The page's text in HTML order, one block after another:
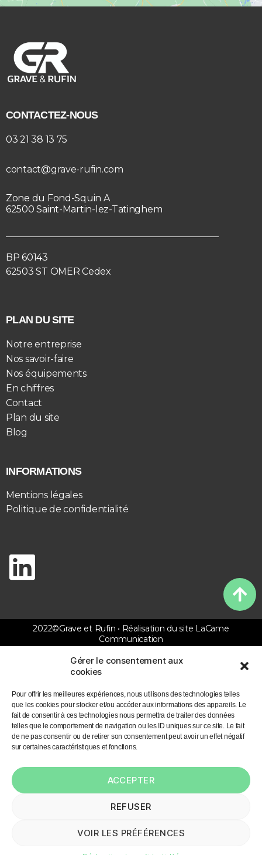
Gérer le consentement aux
cookies
Pour offrir les meilleures expériences, nous utilisons des technologies telles
que les cookies pour stocker et/ou accéder aux informations des appareils. Le
fait de consentir à ces technologies nous permettra de traiter des données
telles que le comportement de navigation ou les ID uniques sur ce site. Le fait
de ne pas consentir ou de retirer son consentement peut avoir un effet négatif
sur certaines caractéristiques et fonctions.
ACCEPTER
REFUSER
VOIR LES PRÉFÉRENCES
CONTACTEZ-NOUS
03 21 38 13 75
contact@grave-rufin.com
Zone du Fond-Squin A
62500 Saint-Martin-lez-Tatinghem
BP 60143
62503 ST OMER Cedex
PLAN DU SITE
Notre entreprise
Nos savoir-faire
Nos équipements
En chiffres
Contact
Plan du site
Blog
INFORMATIONS
Mentions légales
Politique de confidentialité
2022©Grave et Rufin • Réalisation du site LaCame
Communication